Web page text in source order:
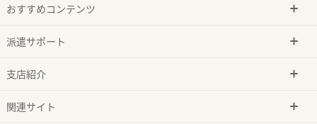
おすすめコンテンツ
派遣サポート
支店紹介
関連サイト